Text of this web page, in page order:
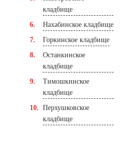
кладбище
Нахабинское кладбище
Горкинское кладбище
Останкинское
кладбище
Тимошкинское
кладбище
Перхушковское
кладбище